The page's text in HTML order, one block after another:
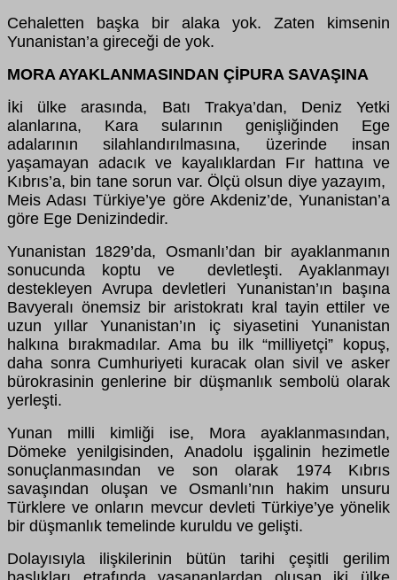
Cehaletten başka bir alaka yok. Zaten kimsenin
Yunanistan’a gireceği de yok.
MORA AYAKLANMASINDAN ÇİPURA SAVAŞINA
İki ülke arasında, Batı Trakya’dan, Deniz Yetki
alanlarına, Kara sularının genişliğinden Ege
adalarının silahlandırılmasına, üzerinde insan
yaşamayan adacık ve kayalıklardan Fır hattına ve
Kıbrıs’a, bin tane sorun var. Ölçü olsun diye yazayım,
Meis Adası Türkiye’ye göre Akdeniz’de, Yunanistan’a
göre Ege Denizindedir.
Yunanistan 1829’da, Osmanlı’dan bir ayaklanmanın
sonucunda koptu ve devletleşti. Ayaklanmayı
destekleyen Avrupa devletleri Yunanistan’ın başına
Bavyeralı önemsiz bir aristokratı kral tayin ettiler ve
uzun yıllar Yunanistan’ın iç siyasetini Yunanistan
halkına bırakmadılar. Ama bu ilk “milliyetçi” kopuş,
daha sonra Cumhuriyeti kuracak olan sivil ve asker
bürokrasinin genlerine bir düşmanlık sembolü olarak
yerleşti.
Yunan milli kimliği ise, Mora ayaklanmasından,
Dömeke yenilgisinden, Anadolu işgalinin hezimetle
sonuçlanmasından ve son olarak 1974 Kıbrıs
savaşından oluşan ve Osmanlı’nın hakim unsuru
Türklere ve onların mevcur devleti Türkiye’ye yönelik
bir düşmanlık temelinde kuruldu ve gelişti.
Dolayısıyla ilişkilerinin bütün tarihi çeşitli gerilim